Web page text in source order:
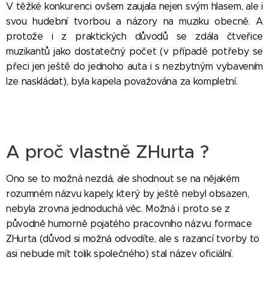
V těžké konkurenci ovšem zaujala nejen svým hlasem, ale i
svou hudební tvorbou a názory na muziku obecně. A
protože i z praktických důvodů se zdála čtveřice
muzikantů jako dostatečný počet (v případě potřeby se
přeci jen ještě do jednoho auta i s nezbytným vybavením
lze naskládat), byla kapela považována za kompletní.
A proč vlastně ZHurta ?
Ono se to možná nezdá, ale shodnout se na nějakém
rozumném názvu kapely, který by ještě nebyl obsazen,
nebyla zrovna jednoduchá věc. Možná i proto se z
původně humorně pojatého pracovního názvu formace
ZHurta (důvod si možná odvodíte, ale s razancí tvorby to
asi nebude mít tolik společného) stal název oficiální.